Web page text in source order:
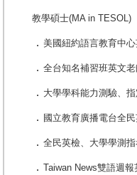
教學碩士(MA in TESOL)
．美國紐約語言教育中
．全台知名補習班英文
． 大學學科能力測驗、
． 國立教育廣播電台全
．全民英檢、大學學測
．Taiwan News雙語週